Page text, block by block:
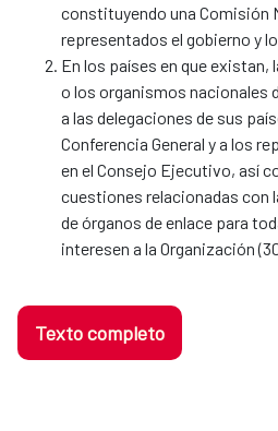
constituyendo una Comisión
representados el gobierno y
En los países en que
o los organismos nacionales
a las delegaciones de sus
Conferencia General y a los
en el Consejo Ejecutivo, así
cuestiones relacionadas con
de órganos de enlace para
interesen a la Organización
Texto completo